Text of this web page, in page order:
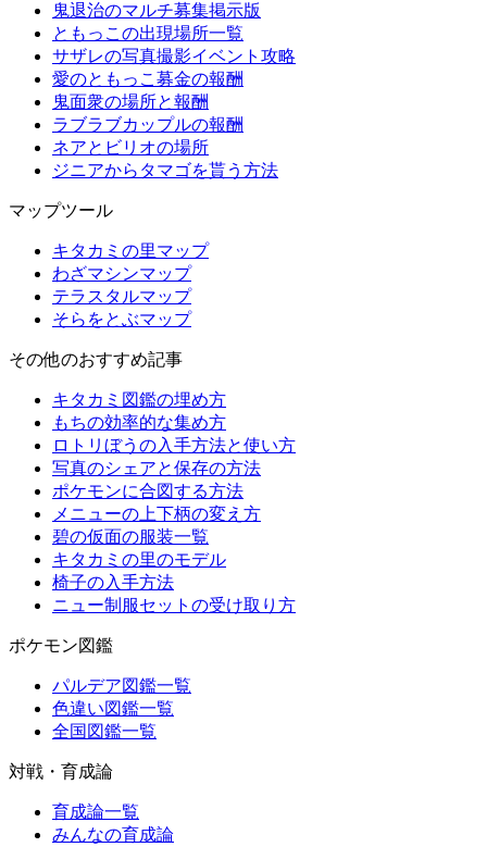
鬼退治のマルチ募集掲示版
ともっこの出現場所一覧
サザレの写真撮影イベント攻略
愛のともっこ募金の報酬
鬼面衆の場所と報酬
ラブラブカップルの報酬
ネアとビリオの場所
ジニアからタマゴを貰う方法
マップツール
キタカミの里マップ
わざマシンマップ
テラスタルマップ
そらをとぶマップ
その他のおすすめ記事
キタカミ図鑑の埋め方
もちの効率的な集め方
ロトリぼうの入手方法と使い方
写真のシェアと保存の方法
ポケモンに合図する方法
メニューの上下柄の変え方
碧の仮面の服装一覧
キタカミの里のモデル
椅子の入手方法
ニュー制服セットの受け取り方
ポケモン図鑑
パルデア図鑑一覧
色違い図鑑一覧
全国図鑑一覧
対戦・育成論
育成論一覧
みんなの育成論